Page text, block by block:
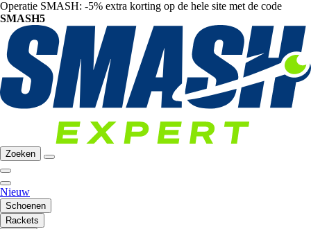
Operatie SMASH: -5% extra korting op de hele site met de code
SMASH5
Zoeken
Nieuw
Schoenen
Rackets